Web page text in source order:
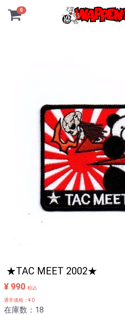
0
★TAC MEET 2002★
¥ 990 税込
通常価格：¥ 0
在庫数：18